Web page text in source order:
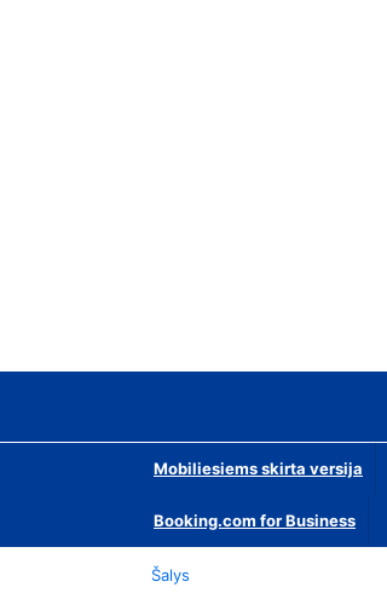
Mobiliesiems skirta versija
Booking.com for Business
Šalys